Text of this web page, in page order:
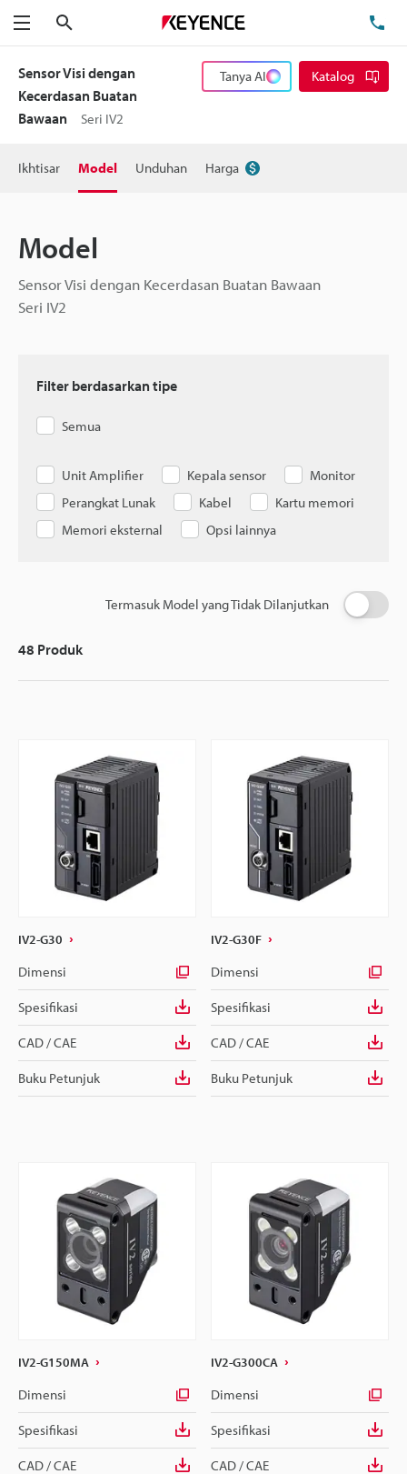
Menu
Sensor Visi dengan
Kecerdasan Buatan
Bawaan
Seri IV2
Tanya AI Katalog
Ikhtisar Model Unduhan Harga
Model
Sensor Visi dengan Kecerdasan Buatan Bawaan
Seri IV2
Filter berdasarkan tipe
Semua
Unit Amplifier Kepala sensor
Monitor
Perangkat Lunak
Kabel
Kartu memori
Memori eksternal
Opsi lainnya
Termasuk Model yang Tidak Dilanjutkan
48 Produk
IV2-G30
Dimensi
Spesifikasi
CAD / CAE
Buku Petunjuk
IV2-G30F
Dimensi
Spesifikasi
CAD / CAE
Buku Petunjuk
IV2-G150MA
Dimensi
Spesifikasi
CAD / CAE
IV2-G300CA
Dimensi
Spesifikasi
CAD / CAE